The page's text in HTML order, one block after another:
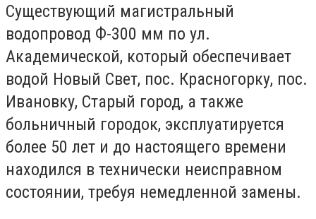
Существующий магистральный
водопровод Ф-300 мм по ул.
Академической, который обеспечивает
водой Новый Свет, пос. Красногорку, пос.
Ивановку, Старый город, а также
больничный городок, эксплуатируется
более 50 лет и до настоящего времени
находился в технически неисправном
состоянии, требуя немедленной замены.